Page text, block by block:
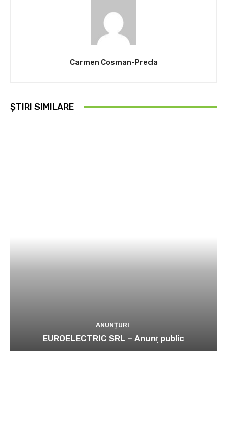
Carmen Cosman-Preda
ȘTIRI SIMILARE
ANUNȚURI
EUROELECTRIC SRL – Anunţ public